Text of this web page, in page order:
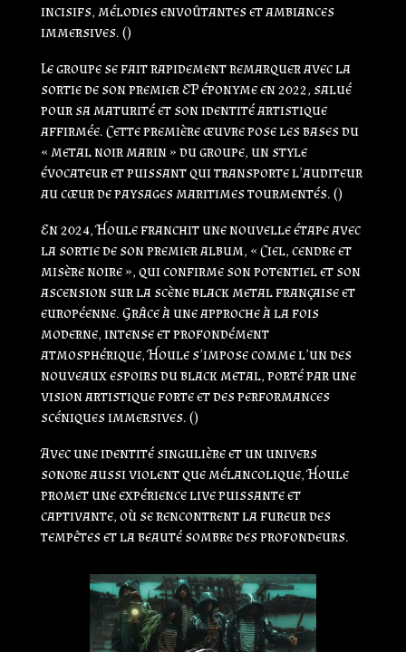
incisifs, mélodies envoûtantes et ambiances
immersives. ()
Le groupe se fait rapidement remarquer avec la
sortie de son premier EP éponyme en 2022, salué
pour sa maturité et son identité artistique
affirmée. Cette première œuvre pose les bases du
« metal noir marin » du groupe, un style
évocateur et puissant qui transporte l’auditeur
au cœur de paysages maritimes tourmentés. ()
En 2024, Houle franchit une nouvelle étape avec
la sortie de son premier album, « Ciel, cendre et
misère noire », qui confirme son potentiel et son
ascension sur la scène black metal française et
européenne. Grâce à une approche à la fois
moderne, intense et profondément
atmosphérique, Houle s’impose comme l’un des
nouveaux espoirs du black metal, porté par une
vision artistique forte et des performances
scéniques immersives. ()
Avec une identité singulière et un univers
sonore aussi violent que mélancolique, Houle
promet une expérience live puissante et
captivante, où se rencontrent la fureur des
tempêtes et la beauté sombre des profondeurs.